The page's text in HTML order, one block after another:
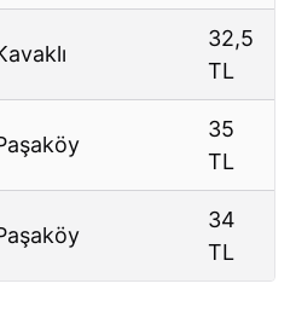
32,5
TL
35
TL
34
TL